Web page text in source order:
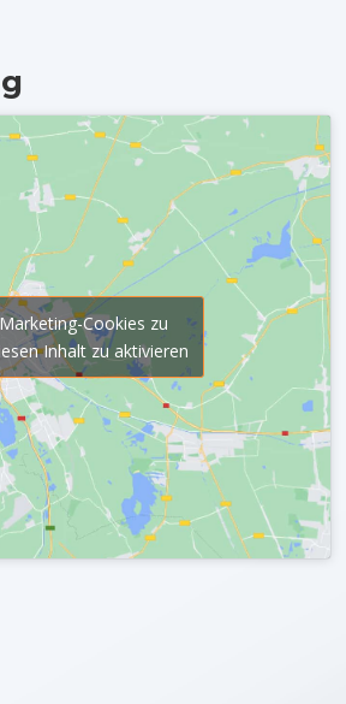
Cookies zu
Inhalt zu aktivieren